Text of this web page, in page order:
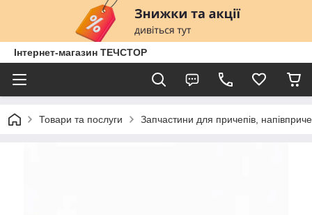
Інтернет-магазин ТЕЧСТОР
Товари та послуги Запчастини для причепів,